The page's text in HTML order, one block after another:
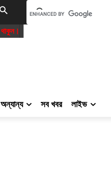
অন্যান্য সব খবর লাইভ